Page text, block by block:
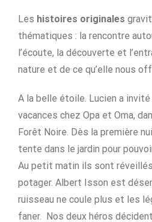
Les histoires originales
thématiques : la rencontre
l’écoute, la découverte et
nature et de ce qu’elle nous
A la belle étoile. Lucien a
vacances chez Opa et Oma,
Forêt Noire. Dès la première
tente dans le jardin pour
Au petit matin ils sont
potager. Albert Isson est
ruisseau ne coule plus et les
faner. Nos deux héros